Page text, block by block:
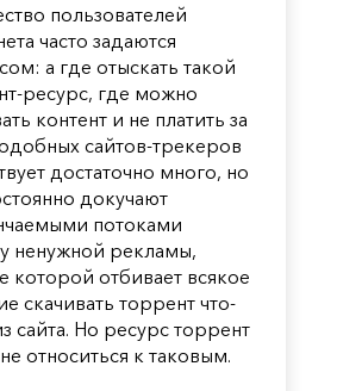
пользователей
часто задаются
а где отыскать такой
ресурс, где можно
контент и не платить за
сайтов-трекеров
достаточно много, но
докучают
потоками
ненужной рекламы,
которой отбивает всякое
скачивать торрент что-
сайта. Но ресурс торрент
относиться к таковым.